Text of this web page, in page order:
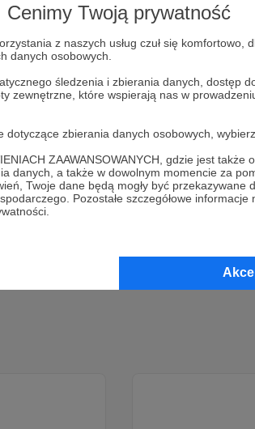
Cenimy Twoją prywatność
z naszych usług czuł się
danych osobowych.
śledzenia i zbierania danych, dostęp
zewnętrzne, które wspierają nas w
zbierania danych osobowych, wybierz
ZAAWANSOWANYCH, gdzie jest także
danych, a także w dowolnym momencie za
Twoje dane będą mogły być
Pozostałe szczegółowe
do grona Patronów!
działalność Autoradusznø podcastjuż